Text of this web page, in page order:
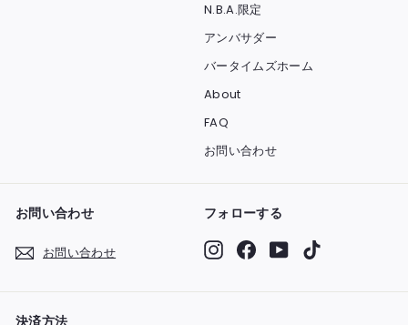
N.B.A.限定
アンバサダー
バータイムズホーム
About
FAQ
お問い合わせ
お問い合わせ
お問い合わせ
フォローする
InstagramFacebook
YouTube
決済方法